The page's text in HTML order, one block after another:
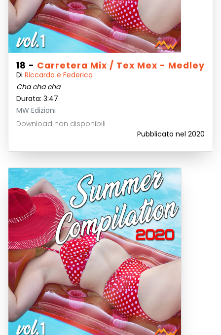
18 - Carretera Mix / Tex Mex - Medley
Di Riccardo e Federica
Cha cha cha
Durata: 3:47
MW Edizioni
Download non disponibili
Pubblicato nel 2020